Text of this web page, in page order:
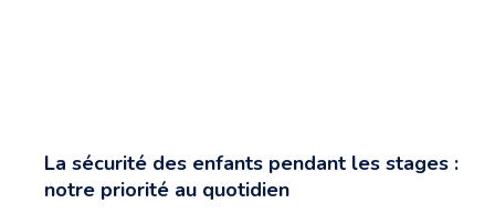
La sécurité des enfants pendant les stages :
notre priorité au quotidien